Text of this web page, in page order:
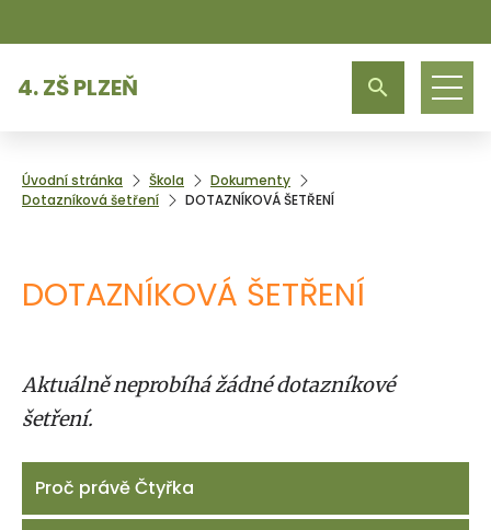
4. ZŠ PLZEŇ
Úvodní stránka Škola
Dokumenty
Dotazníková šetření
DOTAZNÍKOVÁ ŠETŘENÍ
DOTAZNÍKOVÁ ŠETŘENÍ
Aktuálně neprobíhá žádné dotazníkové
šetření.
Proč právě Čtyřka